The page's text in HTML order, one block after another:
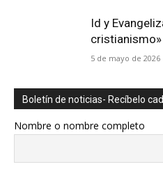
Id y
cristianismo»
5 de mayo de 2026
Boletín de noticias- Recíbelo
Nombre o nombre completo